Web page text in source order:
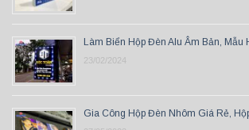
Làm Biển Hộp Đèn Alu Âm Bản, Mẫu
23/02/2024
Gia Công Hộp Đèn Nhôm Giá Rẻ,